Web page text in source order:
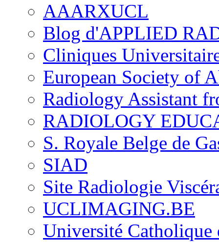
AAARXUCL
Blog d'APPLIED
Cliniques
European Society of
Radiology Assistant
RADIOLOGY
S. Royale Belge de
SIAD
Site Radiologie
UCLIMAGING.BE
Université Catholique